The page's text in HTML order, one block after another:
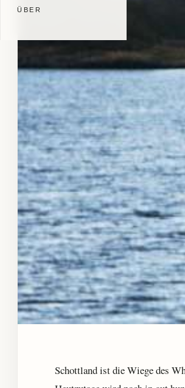
ÜBER
Schottland ist die Wiege des